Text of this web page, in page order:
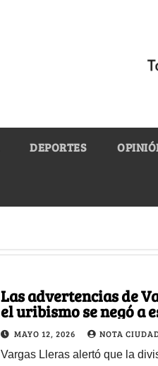
DEPORTES
Las advertencias de
el uribismo se negó a
facilitan el camino a
MAYO 12, 2026 NOTA
Vargas Lleras alertó que la